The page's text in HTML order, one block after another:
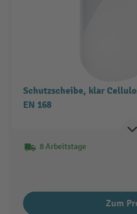
Schutzscheibe, klar
EN 168
8 Arbeitstage
Zum